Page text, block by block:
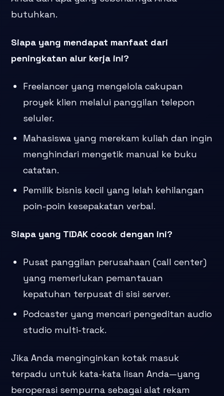
butuhkan.
Siapa yang mendapat manfaat dari
peningkatan alur kerja ini?
Freelancer yang mengelola cakupan
proyek klien melalui panggilan telepon
seluler.
Mahasiswa yang merekam kuliah dan ingin
menghindari mengetik manual ke buku
catatan.
Pemilik bisnis kecil yang lelah kehilangan
poin-poin kesepakatan verbal.
Siapa yang TIDAK cocok dengan ini?
Pusat panggilan perusahaan (call center)
yang memerlukan pemantauan
kepatuhan terpusat di sisi server.
Podcaster yang mencari pengeditan audio
studio multi-track.
Jika Anda menginginkan kotak masuk
terpadu untuk kata-kata lisan Anda—yang
beroperasi sempurna sebagai alat rekam